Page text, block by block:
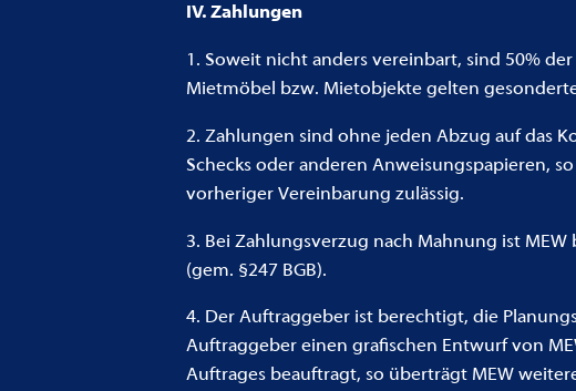
IV. Zahlungen
1. Soweit nicht anders vereinbart, sind 50%
Mietmöbel bzw. Mietobjekte gelten
2. Zahlungen sind ohne jeden Abzug auf das
Schecks oder anderen Anweisungspapieren,
vorheriger Vereinbarung zulässig.
3. Bei Zahlungsverzug nach Mahnung ist
(gem. §247 BGB).
4. Der Auftraggeber ist berechtigt, die
Auftraggeber einen grafischen Entwurf von
Auftrages beauftragt, so überträgt MEW